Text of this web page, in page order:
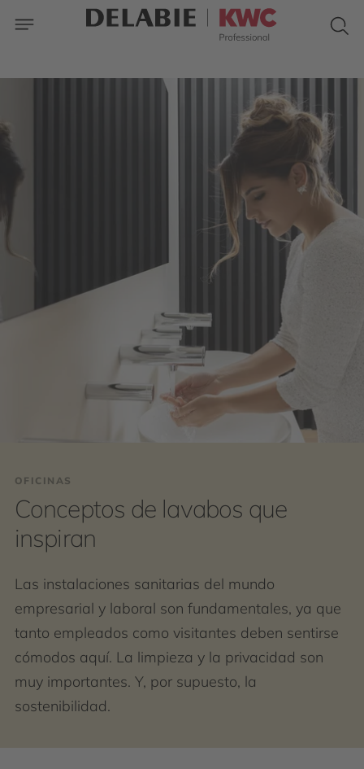
OFICINAS
Conceptos de lavabos que
inspiran
Las instalaciones sanitarias del mundo
empresarial y laboral son fundamentales, ya que
tanto empleados como visitantes deben sentirse
cómodos aquí. La limpieza y la privacidad son
muy importantes. Y, por supuesto, la
sostenibilidad.